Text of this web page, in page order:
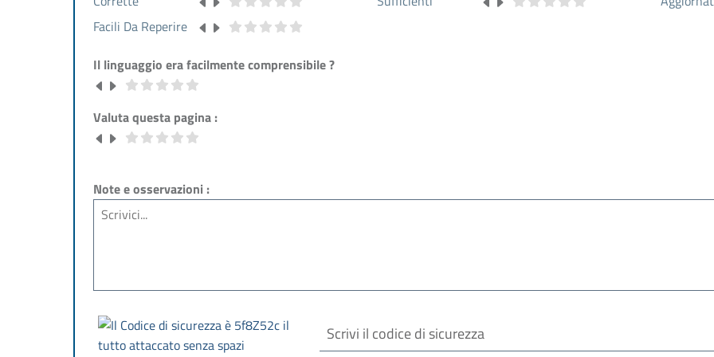
Facili Da Reperire
Il linguaggio era facilmente comprensibile ?
Valuta questa pagina :
Note e osservazioni :